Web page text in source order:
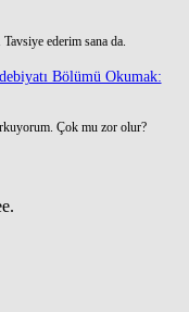
ederim sana da.
Bölümü Okumak:
Çok mu zor olur?